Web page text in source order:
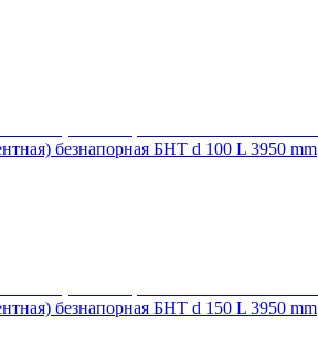
безнапорная БНТ d 100 L 3950 mm
безнапорная БНТ d 150 L 3950 mm